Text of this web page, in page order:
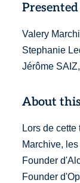
Valery
Stephanie
Jérôme
About
Lors de
Marchive,
Founder
Founder